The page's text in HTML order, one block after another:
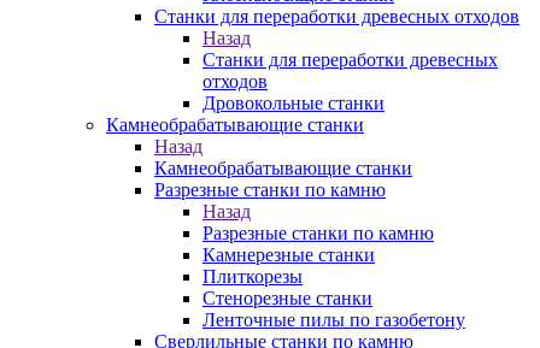
Станки для переработки древесных отходов
Назад
Станки для переработки древесных
отходов
Дровокольные станки
Камнеобрабатывающие станки
Назад
Камнеобрабатывающие станки
Разрезные станки по камню
Назад
Разрезные станки по камню
Камнерезные станки
Плиткорезы
Стенорезные станки
Ленточные пилы по газобетону
Сверлильные станки по камню